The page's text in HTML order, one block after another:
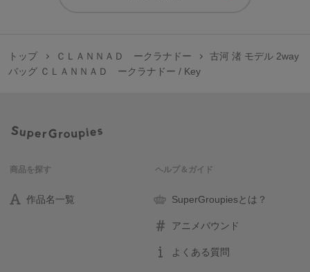
トップ ＣＬＡＮＮＡＤ ークラナドー
古河 渚 モデル 2way
バッグ ＣＬＡＮＮＡＤ ークラナドー / Key
商品を探す
作品名一覧
ヘルプ＆ガイド
SuperGroupiesとは？
アニメバウンド
よくある質問